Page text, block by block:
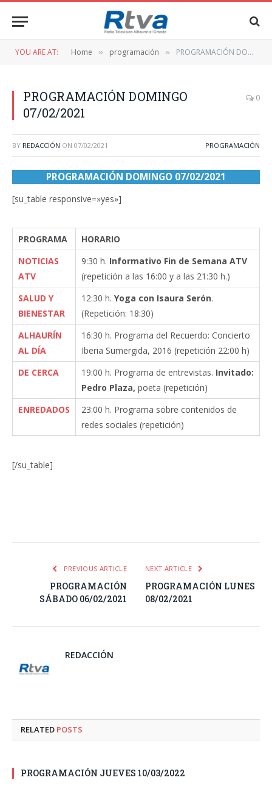
YOU ARE AT: Home » programación » PROGRAMACIÓN DOMINGO 07/02/2021
PROGRAMACIÓN DOMINGO
07/02/2021
0
BY REDACCIÓN ON 07/02/2021 PROGRAMACIÓN
PROGRAMACIÓN DOMINGO 07/02/2021
[su_table responsive=»yes»]
PROGRAMA
HORARIO
NOTICIAS
ATV
9:30 h. Informativo Fin de Semana ATV
(repetición a las 16:00 y a las 21:30 h.)
SALUD Y
BIENESTAR
12:30 h. Yoga con Isaura Serón.
(Repetición: 18:30)
ALHAURÍN
AL DÍA
16:30 h. Programa del Recuerdo: Concierto
Iberia Sumergida, 2016 (repetición 22:00 h)
DE CERCA
19:00 h. Programa de entrevistas. Invitado:
Pedro Plaza, poeta (repetición)
ENREDADOS
23:00 h. Programa sobre contenidos de
redes sociales (repetición)
[/su_table]
PREVIOUS ARTICLE
PROGRAMACIÓN
SÁBADO 06/02/2021
NEXT ARTICLE
PROGRAMACIÓN LUNES
08/02/2021
REDACCIÓN
RELATED POSTS
PROGRAMACIÓN JUEVES 10/03/2022